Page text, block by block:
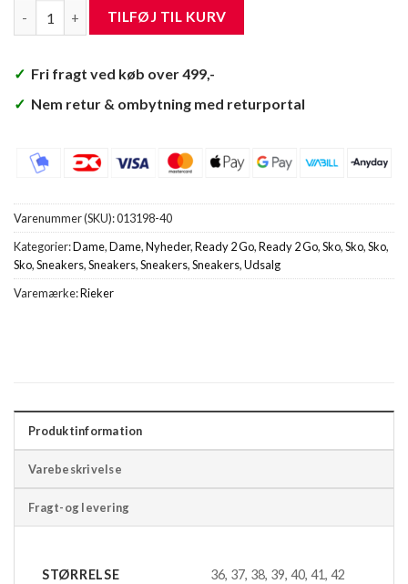
Rieker Ready 2 Go Sneakers Dame antal
TILFØJ TIL KURV
✓ Fri fragt ved køb over 499,-
✓ Nem retur & ombytning med returportal
Varenummer (SKU):013198-40
Kategorier:Dame,Dame,Nyheder,Ready 2 Go,Ready 2 Go,Sko,Sko,Sko,
Sko,Sneakers,Sneakers,Sneakers,Sneakers,Udsalg
Varemærke:Rieker
Produktinformation
Varebeskrivelse
Fragt-og levering
STØRRELSE 36, 37, 38, 39, 40, 41, 42